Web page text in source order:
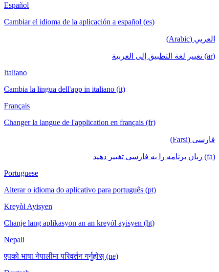
Español
Cambiar el idioma de la aplicación a español (es)
العربي (Arabic)
(ar) تغيير لغة التطبيق إلى العربية
Italiano
Cambia la lingua dell'app in italiano (it)
Français
Changer la langue de l'application en français (fr)
فارسی (Farsi)
(fa) زبان برنامه را به فارسی تغییر دهید
Portuguese
Alterar o idioma do aplicativo para português (pt)
Kreyòl Ayisyen
Chanje lang aplikasyon an an kreyòl ayisyen (ht)
Nepali
एपको भाषा नेपालीमा परिवर्तन गर्नुहोस् (ne)